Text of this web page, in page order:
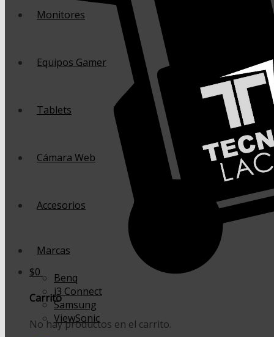
$0
Carrito
No hay productos en el carrito.
Monitores
Equipos Gamer
Tablets
Cámara Web
Accesorios
Marcas
Benq
i3 Connect
Samsung
ViewSonic